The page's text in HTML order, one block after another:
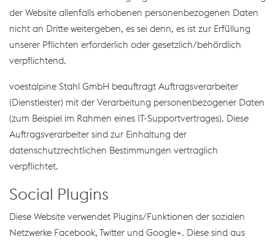
der Website allenfalls erhobenen personenbezogenen Daten
nicht an Dritte weitergeben, es sei denn, es ist zur Erfüllung
unserer Pflichten erforderlich oder gesetzlich/behördlich
verpflichtend.
voestalpine Stahl GmbH beauftragt Auftragsverarbeiter
(Dienstleister) mit der Verarbeitung personenbezogener Daten
(zum Beispiel im Rahmen eines IT-Supportvertrages). Diese
Auftragsverarbeiter sind zur Einhaltung der
datenschutzrechtlichen Bestimmungen vertraglich
verpflichtet.
Social Plugins
Diese Website verwendet Plugins/Funktionen der sozialen
Netzwerke Facebook, Twitter und Google+. Diese sind aus